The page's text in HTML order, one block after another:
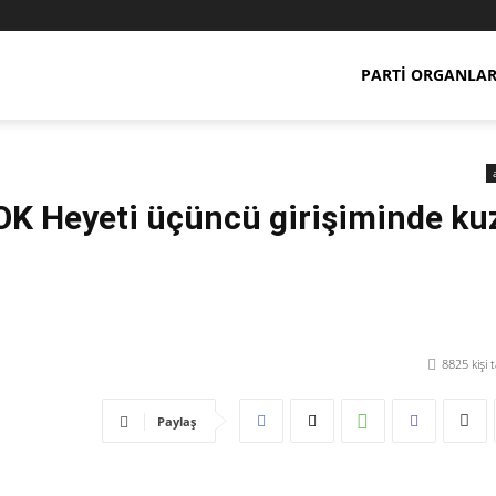
PARTI
Heyeti üçüncü girişiminde
8825kişi
Paylaş